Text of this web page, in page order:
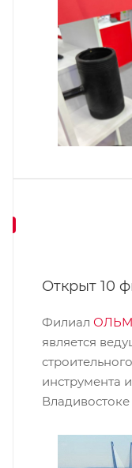
Открыт 10
Филиал
является
инструмента